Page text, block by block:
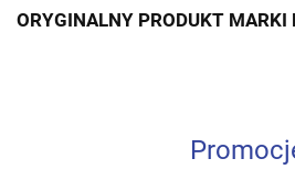
ORYGINALNY PRODUKT MARKI